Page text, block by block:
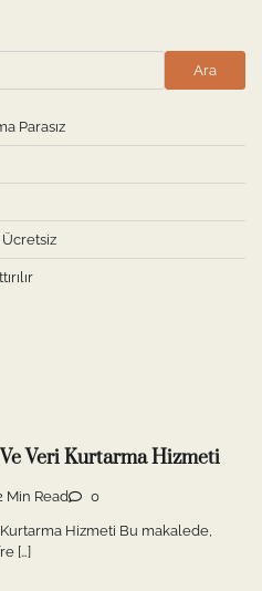
Ara
Parasız
Ücretsiz
Veri Kurtarma Hizmeti
Min Read 0
Hizmeti Bu makalede,
[…]